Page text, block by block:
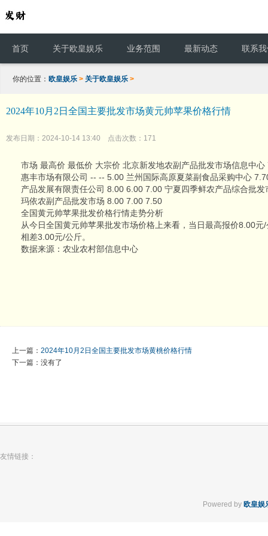
首页 关于欧皇娱乐 业务范围 最新动态 联系
你的位置： 欧皇娱乐 > 关于欧皇娱乐 >
2024年10月2日全国主要批发市场黄元帅苹果价格行情
发布日期：2024-10-14 13:40 点击次数：171
市场 最高价 最低价 大宗价 北京新发地农副产品批发市场信息中
惠丰市场有限公司 -- -- 5.00 兰州国际高原夏菜副食品采购中心
产品发展有限责任公司 8.00 6.00 7.00 宁夏四季鲜农产品综合批
玛依农副产品批发市场 8.00 7.00 7.50
全国黄元帅苹果批发价格行情走势分析
从今日全国黄元帅苹果批发市场价格上来看，当日最高报价8.00
相差3.00元/公斤。
数据来源：农业农村部信息中心
上一篇： 2024年10月2日全国主要批发市场黄桃价格行情
下一篇：没有了
友情链接：
Powered by 欧皇娱